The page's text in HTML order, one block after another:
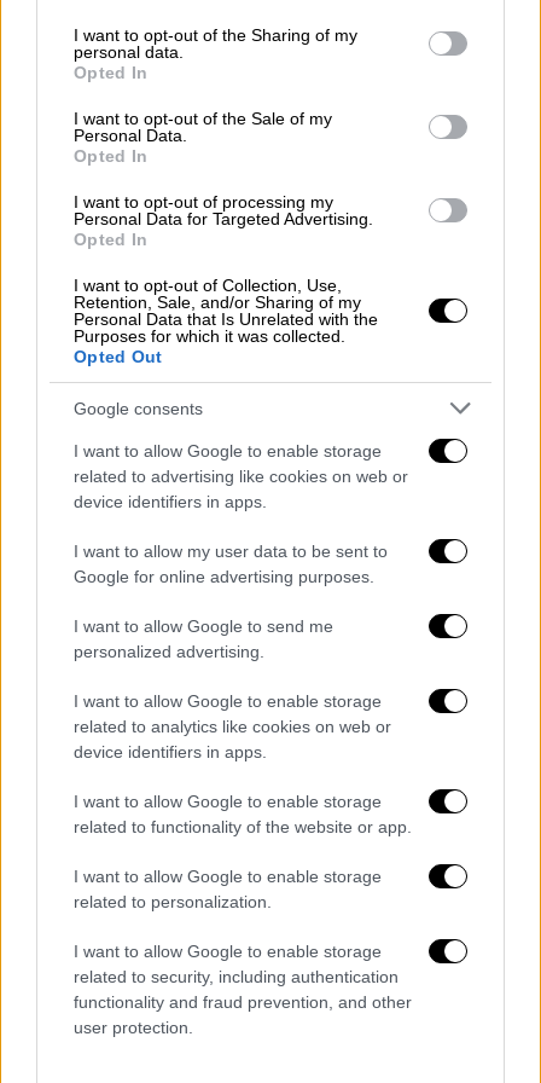
not limited to your visit or usage behaviour. You may click to
grant or deny consent to Google and its third-party tags to
use your data for below specified purposes in below Google
consent section.
I want to opt-out of the Sharing of my
personal data.
Opted In
I want to opt-out of the Sale of my
Personal Data.
Opted In
I want to opt-out of processing my
Personal Data for Targeted Advertising.
Opted In
I want to opt-out of Collection, Use,
Retention, Sale, and/or Sharing of my
Personal Data that Is Unrelated with the
Purposes for which it was collected.
Opted Out
Google consents
I want to allow Google to enable storage
related to advertising like cookies on web or
device identifiers in apps.
I want to allow my user data to be sent to
Google for online advertising purposes.
I want to allow Google to send me
personalized advertising.
I want to allow Google to enable storage
related to analytics like cookies on web or
device identifiers in apps.
I want to allow Google to enable storage
related to functionality of the website or app.
I want to allow Google to enable storage
related to personalization.
I want to allow Google to enable storage
related to security, including authentication
functionality and fraud prevention, and other
user protection.
μείωση του καπνίσματος και του αλκοόλ,
καθώς και κατάκλιση μετά την πάροδο
μερικών ωρών από το φαγητό.
Συμπληρωματικά χορηγείται φαρμακευτική
στομάχου. Μελέτες όμως των τελευταίων
ετών δείχνουν πως η χρόνια αγωγή με
αυξημένη συχνότητα καρκινωμάτων του
πεπτικού, νεφρικής ανεπάρκειας και
πιθανότητας εμφάνισης άνοιας.
Η χειρουργική αντιμετώπιση συστήνεται σε
ασθενείς που δεν ανταποκρίνονται καλά
στην συντηρητική αγωγή ή εμφανίζουν
υποτροπιάζουσα συμπτωματολογία με τη
διακοπή της. Η επέμβαση ονομάζεται
θολοπλαστικήκαι είναι ιδιαίτερα
επεμβάσεις αυτές για πολλά χρόνια γίνονταν
λαπαροσκοπικά, ενώ η μετεξέλιξη αυτής της
τεχνικής είναι η πολύ πιο σύγχρονη και
λεπτομερής τεχνική τηςρομποτικής
χειρουργικής.
Οι επεμβάσεις αυτές γίνονται πλέον
ρομποτικά σε όλα τα σύγχρονα και
εξειδικευμένα κέντρα, καθώς η τεχνική αυτή
φαίνεται να υπερτερεί συνολικά έναντι της
λαπαροσκόπησης, ειδικά στις πιο σύνθετες
περιπτώσεις. Γίνονται στα πλαίσια 24ώρης
νοσηλείας, ενώ η ρομποτική χειρουργική
διασφαλίζει μια πλήρως αναίμακτη και